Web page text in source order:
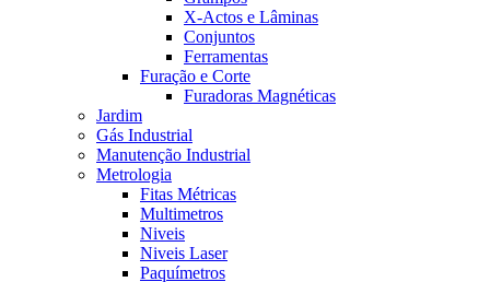
X-Actos e Lâminas
Conjuntos
Ferramentas
Furação e Corte
Furadoras Magnéticas
Jardim
Gás Industrial
Manutenção Industrial
Metrologia
Fitas Métricas
Multimetros
Niveis
Niveis Laser
Paquímetros